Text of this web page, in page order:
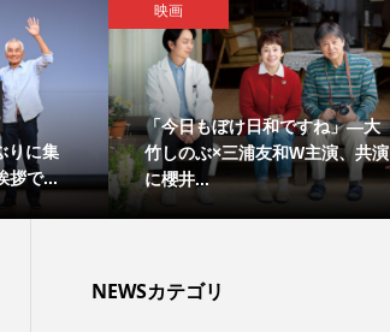
りに集
拶で...
映画
「今日もぼけ日和ですね」―大
竹しのぶ×三浦友和W主演、共演
に櫻井...
NEWSカテゴリ